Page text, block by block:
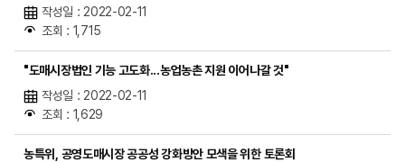
작성일 : 2022-02-11
조회 : 1,715
"도매시장법인 기능 고도화...농업농촌 지원 이어나갈 것"
작성일 : 2022-02-11
조회 : 1,629
농특위, 공영도매시장 공공성 강화방안 모색을 위한 토론회